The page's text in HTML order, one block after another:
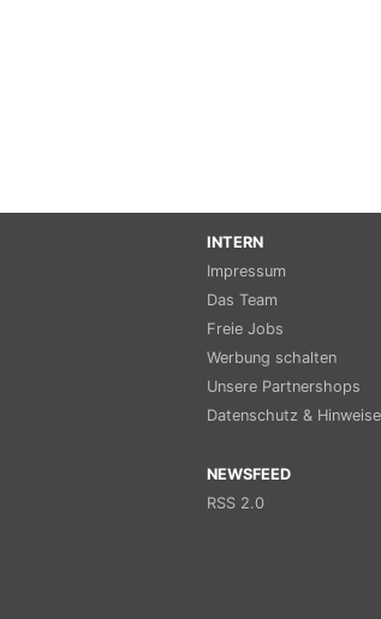
INTERN
Impressum
Das Team
Freie Jobs
Werbung schalten
Unsere Partnershops
Datenschutz & Hinweise
NEWSFEED
RSS 2.0